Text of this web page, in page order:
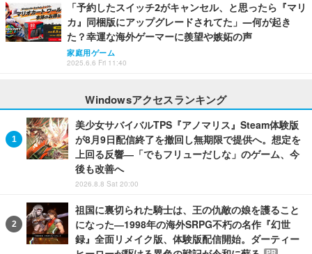
「予約したスイッチ2がキャンセル、と思ったら『マリ
カ』同梱版にアップグレードされてた」―何が起き
た？幸運な海外ゲーマーに羨望や嫉妬の声
家庭用ゲーム
2025.6.6 Fri 11:40
Windowsアクセスランキング
美少女サバイバルTPS『アノマリス』Steam体験版
が8月9日配信終了を撤回し無期限で提供へ。想定を
上回る反響―「でもフリューだしな」のゲーム、今
後も改善へ
2026.8.8 Sat 20:00
祖国に裏切られた騎士は、王の仇敵の娘を護ること
になった―1998年の海外SRPG不朽の名作『幻世
録』全面リメイク版、体験版配信開始。ダーティー